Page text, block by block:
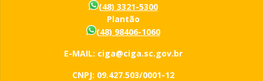
(48) 3321-5300
Plantão
(48) 98406-1060
E-MAIL: ciga@ciga.sc.gov.br
CNPJ: 09.427.503/0001-12